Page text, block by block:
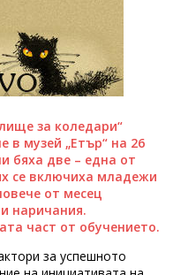
за коледари“
в музей „Етър“ на 26
бяха две – една от
се включиха младежи
от месец
наричания.
част от обучението.
за успешното